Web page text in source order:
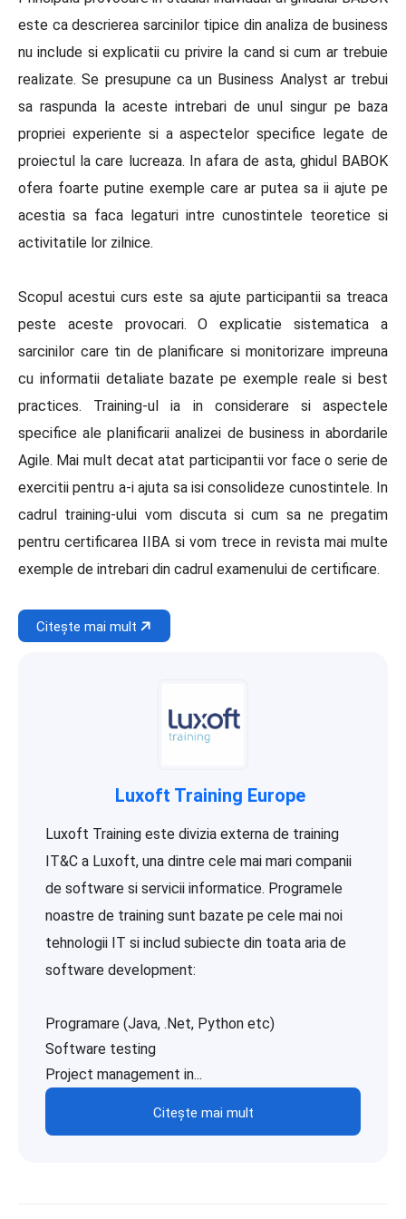
este ca descrierea sarcinilor tipice din analiza de business
nu include si explicatii cu privire la cand si cum ar trebuie
realizate. Se presupune ca un Business Analyst ar trebui
sa raspunda la aceste intrebari de unul singur pe baza
propriei experiente si a aspectelor specifice legate de
proiectul la care lucreaza. In afara de asta, ghidul BABOK
ofera foarte putine exemple care ar putea sa ii ajute pe
acestia sa faca legaturi intre cunostintele teoretice si
activitatile lor zilnice.
Scopul acestui curs este sa ajute participantii sa treaca
peste aceste provocari. O explicatie sistematica a
sarcinilor care tin de planificare si monitorizare impreuna
cu informatii detaliate bazate pe exemple reale si best
practices. Training-ul ia in considerare si aspectele
specifice ale planificarii analizei de business in abordarile
Agile. Mai mult decat atat participantii vor face o serie de
exercitii pentru a-i ajuta sa isi consolideze cunostintele. In
cadrul training-ului vom discuta si cum sa ne pregatim
pentru certificarea IIBA si vom trece in revista mai multe
exemple de intrebari din cadrul examenului de certificare.
Citește mai mult
Luxoft Training Europe
Luxoft Training este divizia externa de training
IT&C a Luxoft, una dintre cele mai mari companii
de software si servicii informatice. Programele
noastre de training sunt bazate pe cele mai noi
tehnologii IT si includ subiecte din toata aria de
software development:
Programare (Java, .Net, Python etc)
Software testing
Project management in...
Citește mai mult